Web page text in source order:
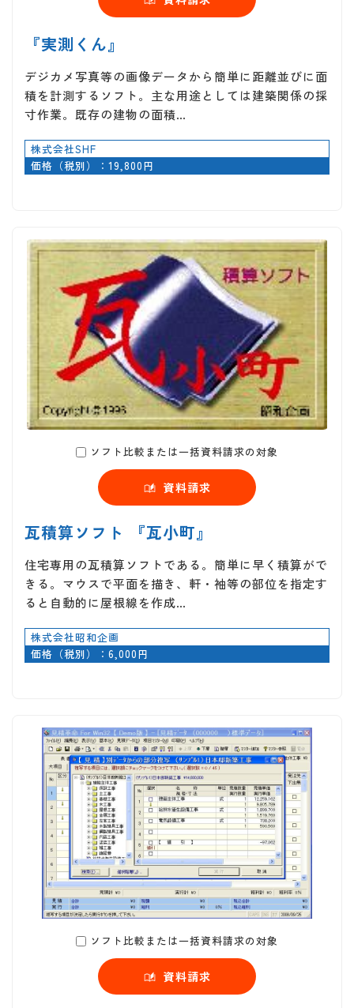
『実測くん』
デジカメ写真等の画像データから簡単に距離並びに面
積を計測するソフト。主な用途としては建築関係の採
寸作業。既存の建物の面積…
株式会社SHF
価格（税別）：19,800円
ソフト比較または一括資料請求の対象
資料請求
瓦積算ソフト 『瓦小町』
住宅専用の瓦積算ソフトである。簡単に早く積算がで
きる。マウスで平面を描き、軒・袖等の部位を指定す
ると自動的に屋根線を作成…
株式会社昭和企画
価格（税別）：6,000円
ソフト比較または一括資料請求の対象
資料請求